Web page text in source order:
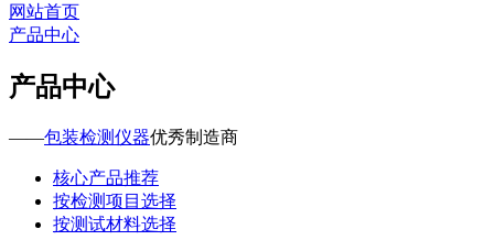
网站首页
产品中心
产品中心
——包装检测仪器优秀制造商
核心产品推荐
按检测项目选择
按测试材料选择